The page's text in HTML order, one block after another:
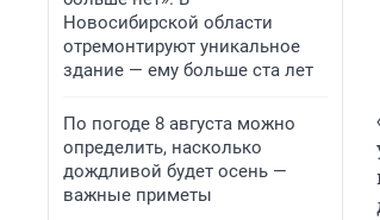
Новосибирской области
отремонтируют уникальное
здание — ему больше ста лет
По погоде 8 августа можно
определить, насколько
дождливой будет осень —
важные приметы